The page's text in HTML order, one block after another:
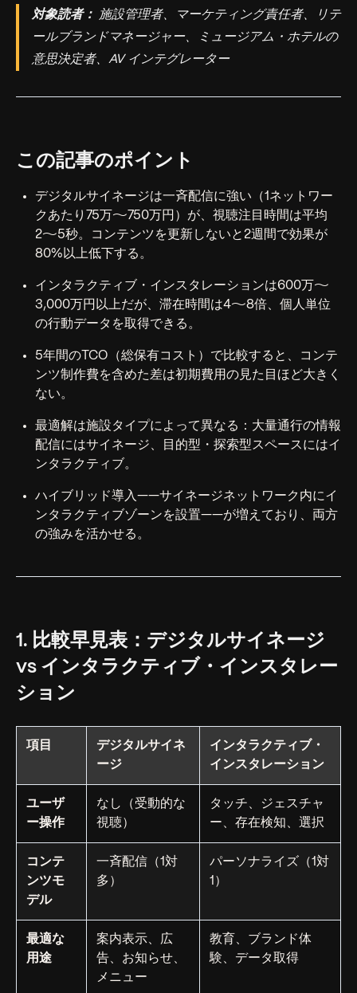
対象読者：
施設管理者、マーケティング責任者、リテ
ールブランドマネージャー、ミュージアム・ホテルの
意思決定者、AV インテグレーター
この記事のポイント
デジタルサイネージは一斉配信に強い（1ネットワー
クあたり75万〜750万円）が、視聴注目時間は平均
2〜5秒。コンテンツを更新しないと2週間で効果が
80%以上低下する。
インタラクティブ・インスタレーションは600万〜
3,000万円以上だが、滞在時間は4〜8倍、個人単位
の行動データを取得できる。
5年間のTCO（総保有コスト）で比較すると、コンテ
ンツ制作費を含めた差は初期費用の見た目ほど大きく
ない。
最適解は施設タイプによって異なる：大量通行の情報
配信にはサイネージ、目的型・探索型スペースにはイ
ンタラクティブ。
ハイブリッド導入——サイネージネットワーク内にイ
ンタラクティブゾーンを設置——が増えており、両方
の強みを活かせる。
1. 比較早見表：デジタルサイネージ
vs インタラクティブ・インスタレー
ション
項目
デジタルサイネ
ージ
インタラクティブ・
インスタレーション
ユーザ
ー操作
なし（受動的な
視聴）
タッチ、ジェスチャ
ー、存在検知、選択
コンテ
ンツモ
デル
一斉配信（1対
多）
パーソナライズ（1対
1）
最適な
用途
案内表示、広
告、お知らせ、
メニュー
教育、ブランド体
験、データ取得